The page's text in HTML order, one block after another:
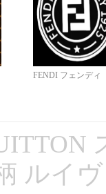
FENDI フェンディ
ルイ